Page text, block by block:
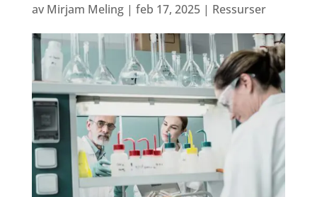
av Mirjam Meling| feb 17, 2025| Ressurser